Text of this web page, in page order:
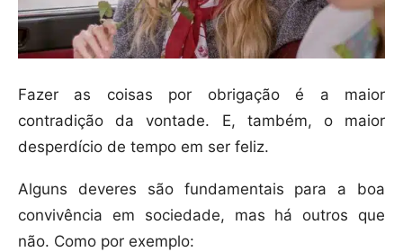
Fazer as coisas por obrigação é a maior
contradição da vontade. E, também, o maior
desperdício de tempo em ser feliz.
Alguns deveres são fundamentais para a boa
convivência em sociedade, mas há outros que
não. Como por exemplo: